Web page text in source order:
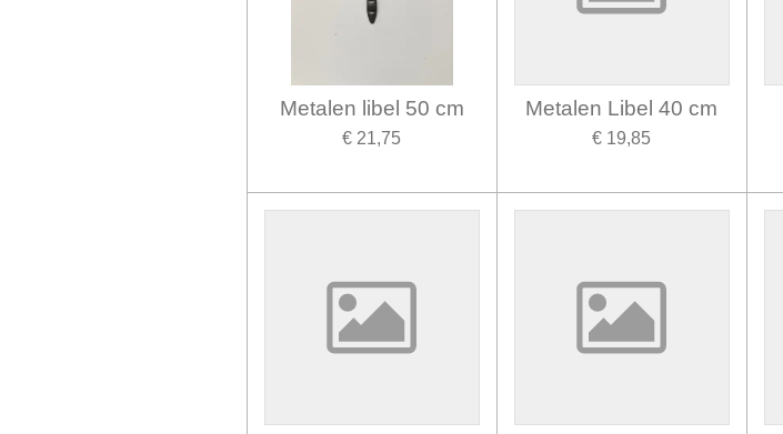
Metalen libel 50 cm
€ 21,75
Metalen Libel 40 cm
€ 19,85